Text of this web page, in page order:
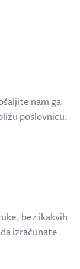
nam ga
poslovnicu.
bez ikakvih
izračunate